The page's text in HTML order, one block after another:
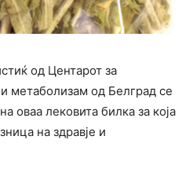
од Центарот за
метаболизам од Белград се
оваа лековита билка за која
на здравје и